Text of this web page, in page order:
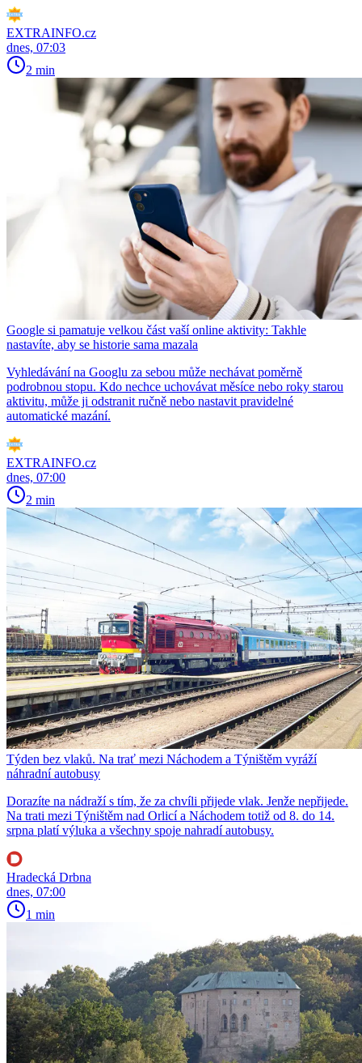
EXTRAINFO.cz
dnes, 07:03
2 min
Google si pamatuje velkou část vaší online aktivity: Takhle
nastavíte, aby se historie sama mazala
Vyhledávání na Googlu za sebou může nechávat poměrně
podrobnou stopu. Kdo nechce uchovávat měsíce nebo roky starou
aktivitu, může ji odstranit ručně nebo nastavit pravidelné
automatické mazání.
EXTRAINFO.cz
dnes, 07:00
2 min
Týden bez vlaků. Na trať mezi Náchodem a Týništěm vyráží
náhradní autobusy
Dorazíte na nádraží s tím, že za chvíli přijede vlak. Jenže nepřijede.
Na trati mezi Týništěm nad Orlicí a Náchodem totiž od 8. do 14.
srpna platí výluka a všechny spoje nahradí autobusy.
Hradecká Drbna
dnes, 07:00
1 min